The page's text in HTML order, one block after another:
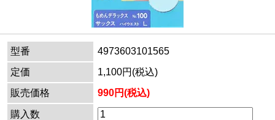
型番
4973603101565
定価
1,100円(税込)
販売価格
990円(税込)
購入数